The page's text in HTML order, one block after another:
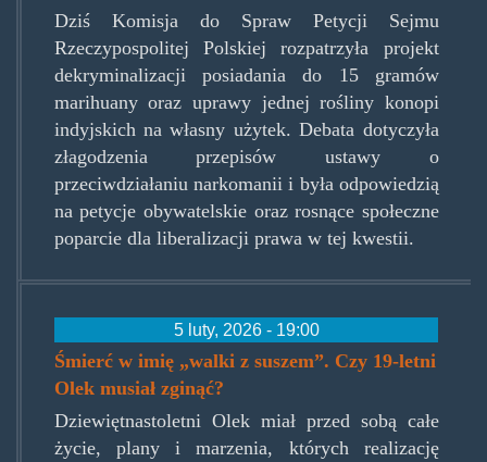
Dziś Komisja do Spraw Petycji Sejmu
Rzeczypospolitej Polskiej rozpatrzyła projekt
dekryminalizacji posiadania do 15 gramów
marihuany oraz uprawy jednej rośliny konopi
indyjskich na własny użytek. Debata dotyczyła
złagodzenia przepisów ustawy o
przeciwdziałaniu narkomanii i była odpowiedzią
na petycje obywatelskie oraz rosnące społeczne
poparcie dla liberalizacji prawa w tej kwestii.
5 luty, 2026 - 19:00
Śmierć w imię „walki z suszem”. Czy 19-letni
Olek musiał zginąć?
Dziewiętnastoletni Olek miał przed sobą całe
życie, plany i marzenia, których realizację